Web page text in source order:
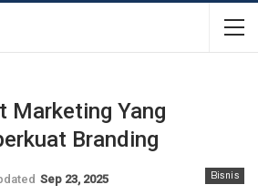
Marketing Yang
Branding
Bisnis
Sep 23, 2025